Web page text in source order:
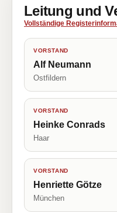
Leitung und
Vollständige
VORSTAND
Alf Neumann
Ostfildern
VORSTAND
Heinke Conrads
Haar
VORSTAND
Henriette Götze
München